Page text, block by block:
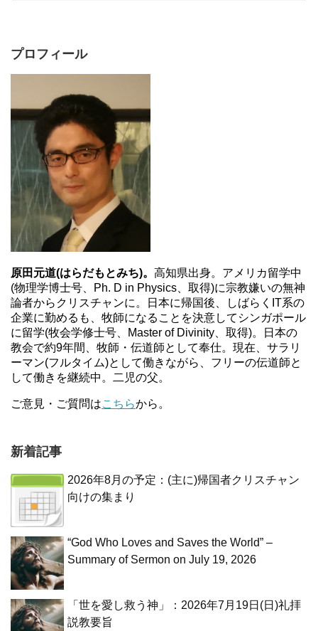
プロフィール
原田元道(はらだもとみち)。 高知県出身。アメリカ留学中
(物理学博士号、Ph. D in Physics、取得)に宗教嫌いの無神
論者からクリスチャンに。日本に帰国後、しばらくIT系の
企業に勤めるも、牧師になることを決意してシンガポール
に留学(牧会学修士号、Master of Divinity、取得)。日本の
教会で約9年間、牧師・伝道師として奉仕。現在、サラリ
ーマン(フルタイム)として働きながら、フリーの伝道師と
して働きを継続中。二児の父。
ご意見・ご質問はこちらから。
新着記事
2026年8月の予定：(主に)帰国者クリスチャン
向けの集まり
“God Who Loves and Saves the World” –
Summary of Sermon on July 19, 2026
「世を愛し救う神」：2026年7月19日(日)礼拝
説教要旨